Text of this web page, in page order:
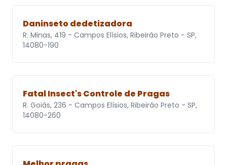
Daninseto dedetizadora
R. Minas, 419 - Campos Elísios, Ribeirão Preto - SP,
14080-190
Fatal Insect's Controle de Pragas
R. Goiás, 236 - Campos Elísios, Ribeirão Preto - SP,
14080-260